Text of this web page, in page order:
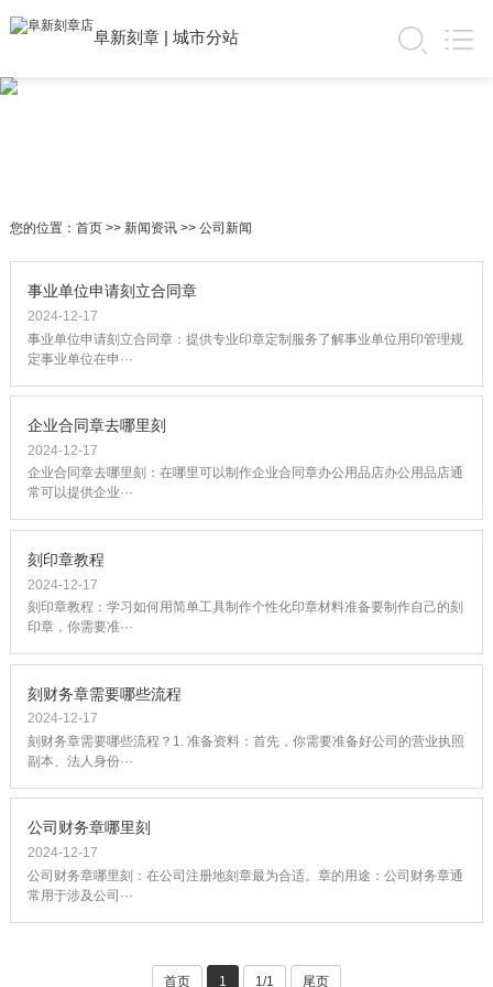
阜新刻章| 城市分站
您的位置： 首页>> 新闻资讯>> 公司新闻
事业单位申请刻立合同章
2024-12-17
事业单位申请刻立合同章：提供专业印章定制服务了解事业单位用印管理规
定事业单位在申···
企业合同章去哪里刻
2024-12-17
企业合同章去哪里刻：在哪里可以制作企业合同章办公用品店办公用品店通
常可以提供企业···
刻印章教程
2024-12-17
刻印章教程：学习如何用简单工具制作个性化印章材料准备要制作自己的刻
印章，你需要准···
刻财务章需要哪些流程
2024-12-17
刻财务章需要哪些流程？1. 准备资料：首先，你需要准备好公司的营业执照
副本、法人身份···
公司财务章哪里刻
2024-12-17
公司财务章哪里刻：在公司注册地刻章最为合适。章的用途：公司财务章通
常用于涉及公司···
首页 1 1/1 尾页